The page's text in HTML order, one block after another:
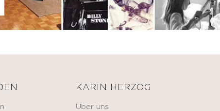
KARIN HERZOG
Über uns